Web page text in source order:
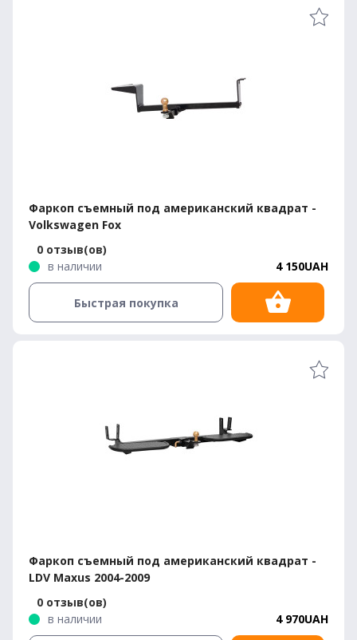
Фаркоп съемный под американский квадрат -
Volkswagen Fox
0 отзыв(ов)
в наличии
4 150UAH
Быстрая покупка
Фаркоп съемный под американский квадрат -
LDV Maxus 2004-2009
0 отзыв(ов)
в наличии
4 970UAH